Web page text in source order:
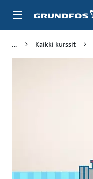
pääsisältöön
Kaikki kurssit